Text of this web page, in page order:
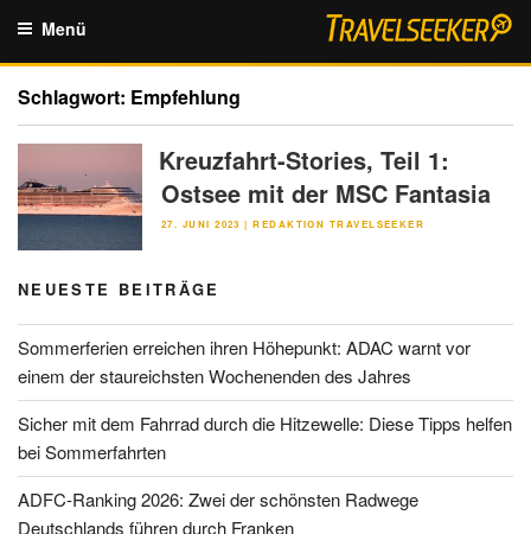
Inhalt
springen
Menü
Schlagwort: Empfehlung
Kreuzfahrt-Stories, Teil 1:
Ostsee mit der MSC Fantasia
VERÖFFENTLICHT
27. JUNI 2023 |REDAKTION TRAVELSEEKER
NEUESTE BEITRÄGE
Sommerferien erreichen ihren Höhepunkt: ADAC warnt vor
einem der staureichsten Wochenenden des Jahres
Sicher mit dem Fahrrad durch die Hitzewelle: Diese Tipps helfen
bei Sommerfahrten
ADFC-Ranking 2026: Zwei der schönsten Radwege
Deutschlands führen durch Franken